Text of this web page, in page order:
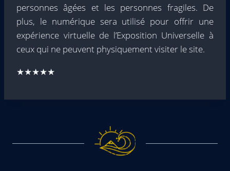
personnes âgées et les personnes fragiles. De
plus, le numérique sera utilisé pour offrir une
expérience virtuelle de l’Exposition Universelle à
ceux qui ne peuvent physiquement visiter le site.
★★★★★